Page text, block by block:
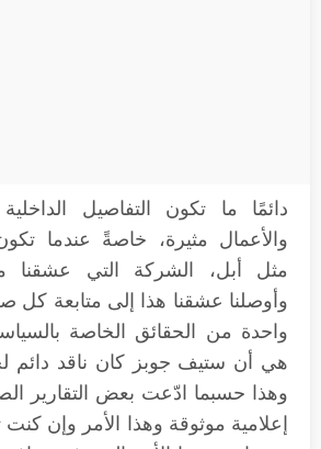
دائمًا ما تكون التفاصيل
والأعمال مثيرة، خاصةً عندما
مثل أبل، الشركة التي عشقنا
وأوصلنا عشقنا هذا إلى متابعة كل
واحدة من الحقائق الخاصة
هي أن ستيف جوبز كان ناقد دائم
وهذا حسبما ادّعت بعض التقارير
إعلامية موثوقة وهذا الأمر وإن